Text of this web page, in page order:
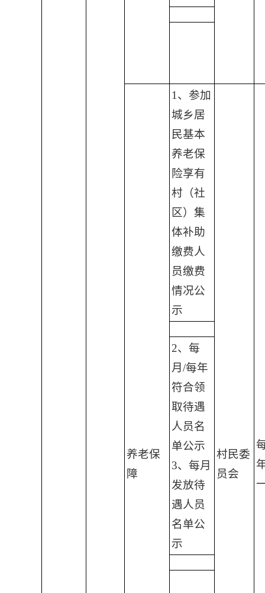
养老保
障
1、参加
城乡居
民基本
养老保
险享有
村（社
区）集
体补助
缴费人
员缴费
情况公
示
村民委
员会
2、每
月/每年
符合领
取待遇
人员名
单公示
3、每月
发放待
遇人员
名单公
示